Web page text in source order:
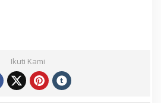
Ikuti Kami